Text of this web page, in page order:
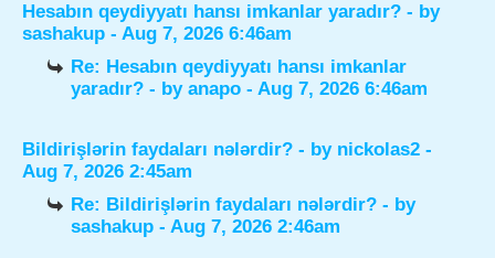
Hesabın qeydiyyatı hansı imkanlar yaradır? - by
sashakup - Aug 7, 2026 6:46am
Re: Hesabın qeydiyyatı hansı imkanlar
yaradır? - byanapo - Aug 7, 2026 6:46am
Bildirişlərin faydaları nələrdir? - by nickolas2 -
Aug 7, 2026 2:45am
Re: Bildirişlərin faydaları nələrdir? - by
sashakup - Aug 7, 2026 2:46am